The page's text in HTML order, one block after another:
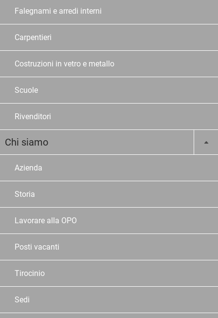
Falegnami e arredi interni
Carpentieri
Costruzioni in vetro e metallo
Scuole
Rivenditori
Chi siamo
Azienda
Storia
Lavorare alla OPO
Posti vacanti
Tirocinio
Sedi